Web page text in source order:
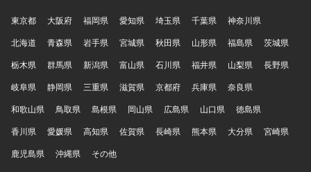
東京都 大阪府 福岡県 愛知県 埼玉県 千葉県
神奈川県
北海道
青森県 岩手県 宮城県 秋田県 山形県 福島県
茨城県
栃木県
群馬県 新潟県 富山県 石川県 福井県 山梨県
長野県
岐阜県
静岡県 三重県 滋賀県 京都府 兵庫県
奈良県
和歌山県
鳥取県 島根県 岡山県 広島県 山口県
徳島県
香川県
愛媛県 高知県 佐賀県 長崎県 熊本県 大分県
宮崎県
鹿児島県
沖縄県 その他